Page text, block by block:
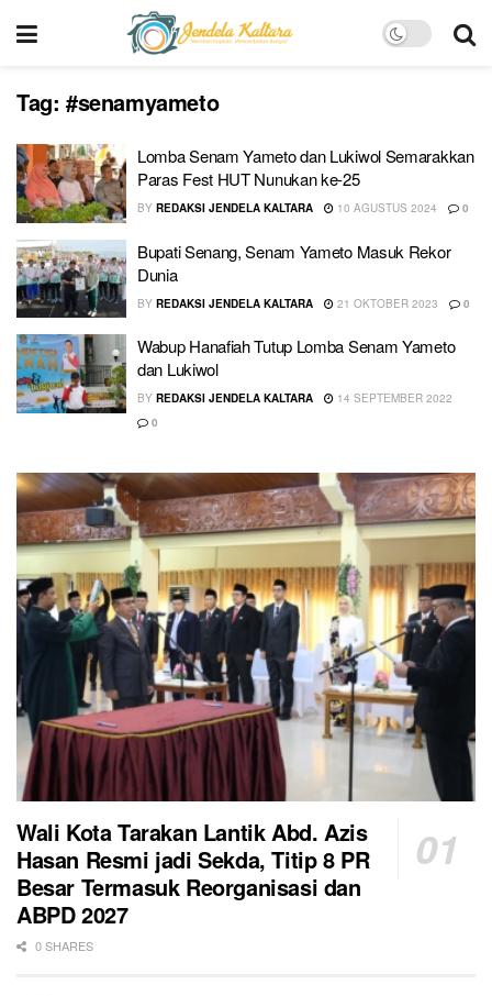
Tag: #senamyameto
Lomba Senam Yameto dan Lukiwol Semarakkan
Paras Fest HUT Nunukan ke-25
BY REDAKSI JENDELA KALTARA 10 AGUSTUS 2024 0
Bupati Senang, Senam Yameto Masuk Rekor
Dunia
BY REDAKSI JENDELA KALTARA 21 OKTOBER 2023 0
Wabup Hanafiah Tutup Lomba Senam Yameto
dan Lukiwol
BY REDAKSI JENDELA KALTARA
14 SEPTEMBER 2022
0
Wali Kota Tarakan Lantik Abd. Azis
Hasan Resmi jadi Sekda, Titip 8 PR
Besar Termasuk Reorganisasi dan
ABPD 2027
0 SHARES